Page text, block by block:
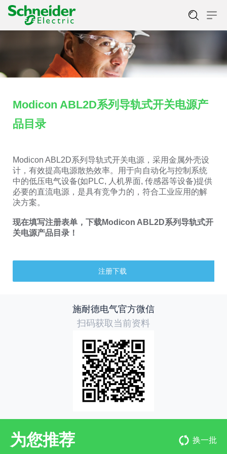
Modicon ABL2D系列导轨式开关电源产
品目录
Modicon ABL2D系列导轨式开关电源，采用金属外壳设
计，有效提高电源散热效率。用于向自动化与控制系统
中的低压电气设备(如PLC, 人机界面, 传感器等设备)提供
必要的直流电源，是具有竞争力的，符合工业应用的解
决方案。
现在填写注册表单，下载Modicon ABL2D系列导轨式开
关电源产品目录！
注册下载
施耐德电气官方微信
扫码获取当前资料
为您推荐 换一批